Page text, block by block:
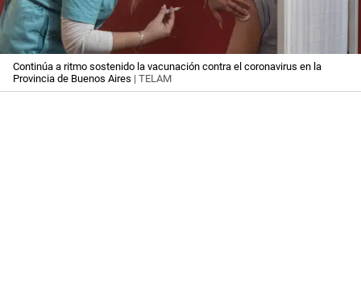
Continúa a ritmo sostenido la vacunación contra el coronavirus en la
Provincia de Buenos Aires | TELAM